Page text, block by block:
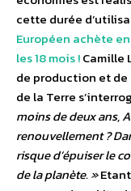
cette durée
Européen achète
les 18 mois !Camille
de production et de
de la Terre
moins de deux ans,
renouvellement ?
risque d’épuiser le
de la planète. »